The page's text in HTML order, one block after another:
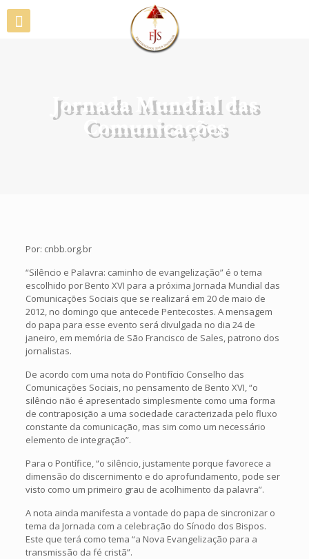
Jornada Mundial das
Comunicações
Por: cnbb.org.br
“Silêncio e Palavra: caminho de evangelização” é o tema
escolhido por Bento XVI para a próxima Jornada Mundial das
Comunicações Sociais que se realizará em 20 de maio de
2012, no domingo que antecede Pentecostes. A mensagem
do papa para esse evento será divulgada no dia 24 de
janeiro, em memória de São Francisco de Sales, patrono dos
jornalistas.
De acordo com uma nota do Pontifício Conselho das
Comunicações Sociais, no pensamento de Bento XVI, “o
silêncio não é apresentado simplesmente como uma forma
de contraposição a uma sociedade caracterizada pelo fluxo
constante da comunicação, mas sim como um necessário
elemento de integração”.
Para o Pontífice, “o silêncio, justamente porque favorece a
dimensão do discernimento e do aprofundamento, pode ser
visto como um primeiro grau de acolhimento da palavra”.
A nota ainda manifesta a vontade do papa de sincronizar o
tema da Jornada com a celebração do Sínodo dos Bispos.
Este que terá como tema “a Nova Evangelização para a
transmissão da fé cristã”.